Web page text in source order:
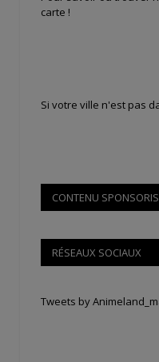
carte !
Si votre ville n'est pas
CONTENU
RÉSEAUX SOCIAUX
Tweets by